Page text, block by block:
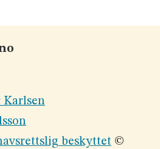
Karlsen
beskyttet©